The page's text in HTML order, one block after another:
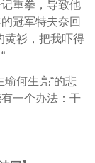
重拳，导致他
冠军特夫奈回
黄衫，把我吓得
何生亮“的悲
一个办法：干